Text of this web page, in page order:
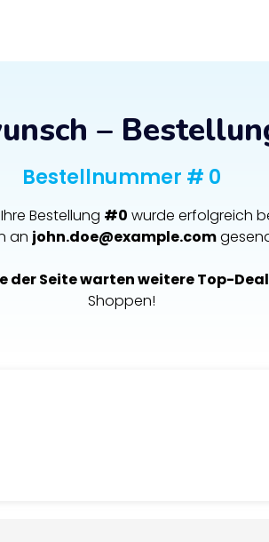
–
Bestellnummer # 0
Bestellung #0 wurde erfolgreich
an john.doe@example.com
der Seite warten weitere Top-
Shoppen!